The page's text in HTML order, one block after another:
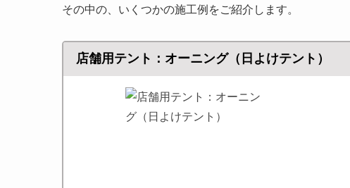
その中の、いくつかの施工例をご紹介します。
店舗用テント：オーニング（日よけテント）